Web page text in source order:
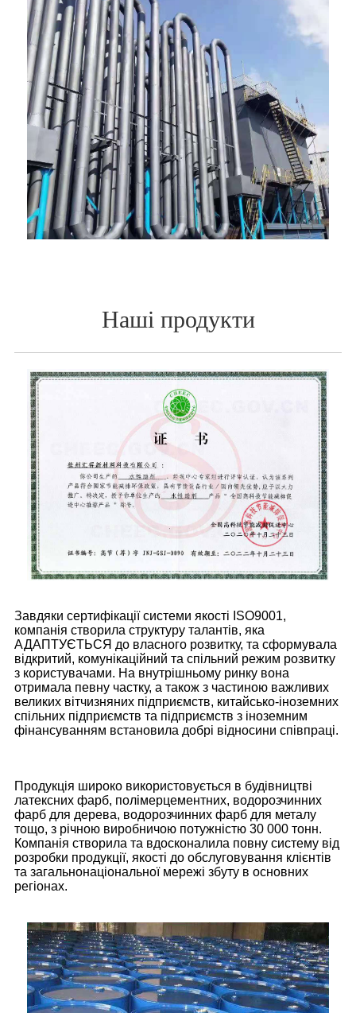
Наші продукти
Завдяки сертифікації системи якості ISO9001,
компанія створила структуру талантів, яка
АДАПТУЄТЬСЯ до власного розвитку, та сформувала
відкритий, комунікаційний та спільний режим розвитку
з користувачами. На внутрішньому ринку вона
отримала певну частку, а також з частиною важливих
великих вітчизняних підприємств, китайсько-іноземних
спільних підприємств та підприємств з іноземним
фінансуванням встановила добрі відносини співпраці.
Продукція широко використовується в будівництві
латексних фарб, полімерцементних, водорозчинних
фарб для дерева, водорозчинних фарб для металу
тощо, з річною виробничою потужністю 30 000 тонн.
Компанія створила та вдосконалила повну систему від
розробки продукції, якості до обслуговування клієнтів
та загальнонаціональної мережі збуту в основних
регіонах.